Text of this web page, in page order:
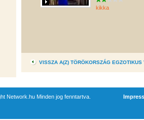
kikka
VISSZA A(Z) TÖRÖKORSZÁG
Network.hu Minden jog fenntartva.